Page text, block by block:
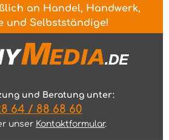
an Handel, Handwerk,
und Selbstständige!
und Beratung unter:
64 / 88 68 60
unser Kontaktformular.